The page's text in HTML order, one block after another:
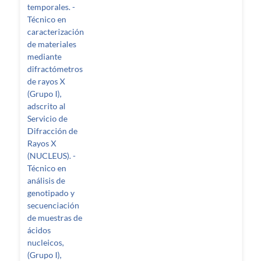
temporales. -
Técnico en
caracterización
de materiales
mediante
difractómetros
de rayos X
(Grupo I),
adscrito al
Servicio de
Difracción de
Rayos X
(NUCLEUS). -
Técnico en
análisis de
genotipado y
secuenciación
de muestras de
ácidos
nucleicos,
(Grupo I),